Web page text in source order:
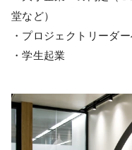
堂など）
・プロジェクトリーダ
・学生起業